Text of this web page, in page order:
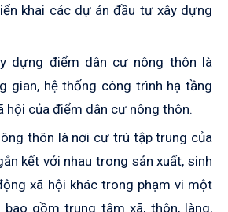
khai các dự án đầu tư xây dựng
dựng điểm dân c­ư nông thôn là
gian, hệ thống công trình hạ tầng
hội của điểm dân cư nông thôn.
thôn là nơi cư trú tập trung của
kết với nhau trong sản xuất, sinh
xã hội khác trong phạm vi một
gồm trung tâm xã, thôn, làng,